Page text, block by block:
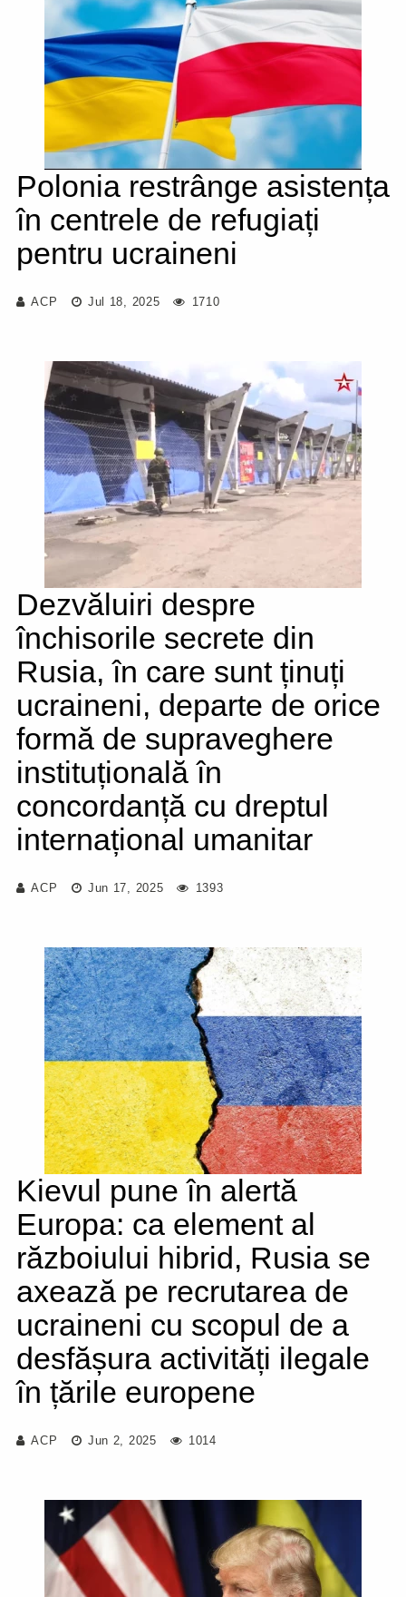
Polonia restrânge asistența
în centrele de refugiați
pentru ucraineni
ACP Jul 18, 2025 1710
Dezvăluiri despre
închisorile secrete din
Rusia, în care sunt ținuți
ucraineni, departe de orice
formă de supraveghere
instituțională în
concordanță cu dreptul
internațional umanitar
ACP Jun 17, 2025 1393
Kievul pune în alertă
Europa: ca element al
războiului hibrid, Rusia se
axează pe recrutarea de
ucraineni cu scopul de a
desfășura activități ilegale
în țările europene
ACP Jun 2, 2025 1014